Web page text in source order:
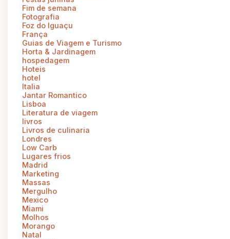
Fim de semana
Fotografia
Foz do Iguaçu
França
Guias de Viagem e Turismo
Horta & Jardinagem
hospedagem
Hoteis
hotel
Italia
Jantar Romantico
Lisboa
Literatura de viagem
livros
Livros de culinaria
Londres
Low Carb
Lugares frios
Madrid
Marketing
Massas
Mergulho
Mexico
Miami
Molhos
Morango
Natal